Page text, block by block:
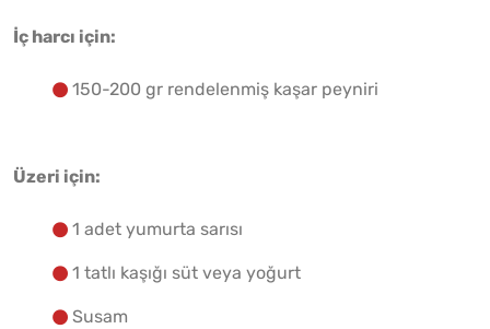
İç harcı için:
150-200 gr rendelenmiş kaşar peyniri
Üzeri için:
1 adet yumurta sarısı
1 tatlı kaşığı süt veya yoğurt
Susam